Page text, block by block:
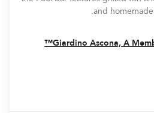
and
Giardino Ascona, A
Window